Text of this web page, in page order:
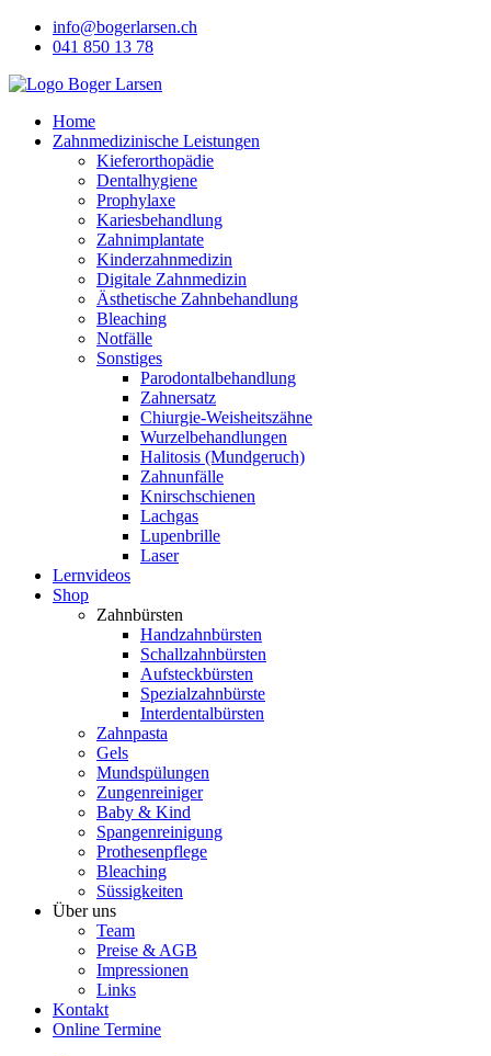
Skip
info@bogerlarsen.ch
041 850 13 78
Home
Zahnmedizinische Leistungen
Kieferorthopädie
Dentalhygiene
Prophylaxe
Kariesbehandlung
Zahnimplantate
Kinderzahnmedizin
Digitale Zahnmedizin
Ästhetische Zahnbehandlung
Bleaching
Notfälle
Sonstiges
Parodontalbehandlung
Zahnersatz
Chiurgie-Weisheitszähne
Wurzelbehandlungen
Halitosis (Mundgeruch)
Zahnunfälle
Knirschschienen
Lachgas
Lupenbrille
Laser
Lernvideos
Shop
Zahnbürsten
Handzahnbürsten
Schallzahnbürsten
Aufsteckbürsten
Spezialzahnbürste
Interdentalbürsten
Zahnpasta
Gels
Mundspülungen
Zungenreiniger
Baby & Kind
Spangenreinigung
Prothesenpflege
Bleaching
Süssigkeiten
Über uns
Team
Preise & AGB
Impressionen
Links
Kontakt
Online Termine